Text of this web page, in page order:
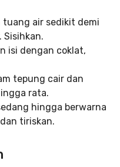
air sedikit demi
Sisihkan.
isi dengan coklat,
tepung cair dan
rata.
hingga berwarna
tiriskan.